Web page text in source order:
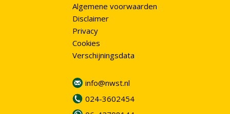
Algemene voorwaarden
Disclaimer
Privacy
Cookies
Verschijningsdata
info@nwst.nl
024-3602454